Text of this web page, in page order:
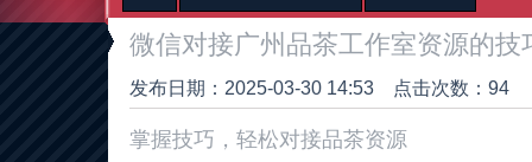
微信对接广州品茶工作室资源的技
发布日期：2025-03-30 14:53 点击次数：94
掌握技巧，轻松对接品茶资源